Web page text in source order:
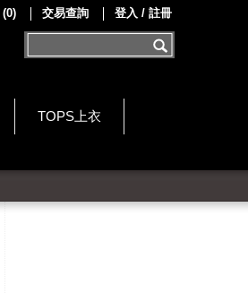
TOPS上衣
(0) 交易查詢 登入 / 註冊